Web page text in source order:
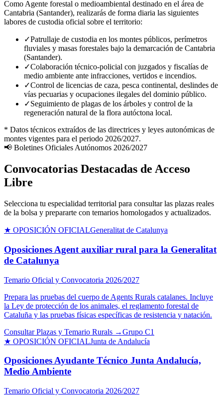
Como Agente forestal o medioambiental destinado en el área de
Cantabria (Santander), realizarás de forma diaria las siguientes
labores de custodia oficial sobre el territorio:
✓Patrullaje de custodia en los montes públicos, perímetros
fluviales y masas forestales bajo la demarcación de Cantabria
(Santander).
✓Colaboración técnico-policial con juzgados y fiscalías de
medio ambiente ante infracciones, vertidos e incendios.
✓Control de licencias de caza, pesca continental, deslindes de
vías pecuarias y ocupaciones ilegales del dominio público.
✓Seguimiento de plagas de los árboles y control de la
regeneración natural de la flora autóctona local.
* Datos técnicos extraídos de las directrices y leyes autonómicas de
montes vigentes para el periodo 2026/2027.
📢 Boletines Oficiales Autónomos 2026/2027
Convocatorias Destacadas de Acceso
Libre
Selecciona tu especialidad territorial para consultar las plazas reales
de la bolsa y prepararte con temarios homologados y actualizados.
★ OPOSICIÓN OFICIALGeneralitat de Catalunya
Oposiciones Agent auxiliar rural para la Generalitat
de Catalunya
Temario Oficial y Convocatoria 2026/2027
Prepara las pruebas del cuerpo de Agents Rurals catalanes. Incluye
la Ley de protección de los animales, el reglamento forestal de
Cataluña y las pruebas físicas específicas de resistencia y natación.
Consultar Plazas y Temario Rurals →Grupo C1
★ OPOSICIÓN OFICIALJunta de Andalucía
Oposiciones Ayudante Técnico Junta Andalucía,
Medio Ambiente
Temario Oficial y Convocatoria 2026/2027